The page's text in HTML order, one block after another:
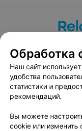
Вакансии
Публичный
Связаться
Обработка
Наш сайт
удобства
статистики и
рекомендаций.
Вы можете
cookie или изменить